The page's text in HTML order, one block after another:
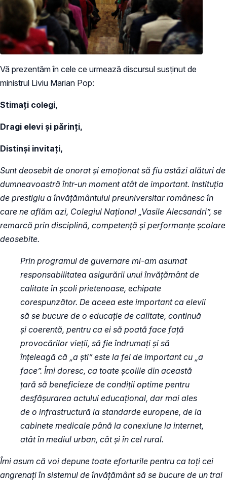
Vă prezentăm în cele ce urmează discursul susținut de
ministrul Liviu Marian Pop:
Stimați colegi,
Dragi elevi și părinți,
Distinși invitați,
Sunt deosebit de onorat și emoționat să fiu astăzi alături de
dumneavoastră într-un moment atât de important. Instituția
de prestigiu a învățământului preuniversitar românesc în
care ne aflăm azi, Colegiul Național „Vasile Alecsandri”, se
remarcă prin disciplină, competență și performanțe școlare
deosebite.
Prin programul de guvernare mi-am asumat
responsabilitatea asigurării unui învățământ de
calitate în școli prietenoase, echipate
corespunzător. De aceea este important ca elevii
să se bucure de o educație de calitate, continuă
și coerentă, pentru ca ei să poată face față
provocărilor vieții, să fie îndrumați și să
înțeleagă că „a ști” este la fel de important cu „a
face”. Îmi doresc, ca toate școlile din această
țară să beneficieze de condiții optime pentru
desfășurarea actului educațional, dar mai ales
de o infrastructură la standarde europene, de la
cabinete medicale până la conexiune la internet,
atât în mediul urban, cât și în cel rural.
Îmi asum că voi depune toate eforturile pentru ca toți cei
angrenați în sistemul de învățământ să se bucure de un trai